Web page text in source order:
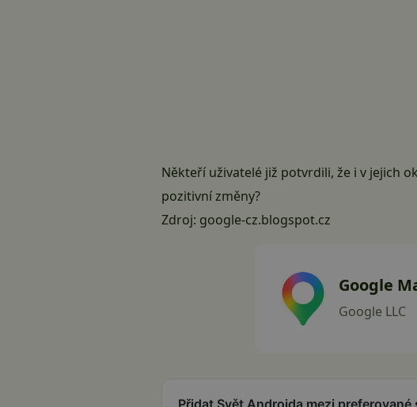
Někteří uživatelé již potvrdili, že i v jejich
pozitivní změny?
Zdroj: google-cz.blogspot.cz
Google
Google LLC